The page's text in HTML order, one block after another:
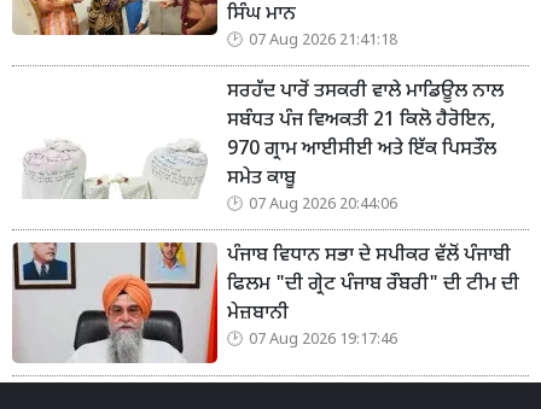
ਸਿੰਘ ਮਾਨ
07 Aug 2026 21:41:18
ਸਰਹੱਦ ਪਾਰੋਂ ਤਸਕਰੀ ਵਾਲੇ ਮਾਡਿਊਲ ਨਾਲ
ਸਬੰਧਤ ਪੰਜ ਵਿਅਕਤੀ 21 ਕਿਲੋ ਹੈਰੋਇਨ,
970 ਗ੍ਰਾਮ ਆਈਸੀਈ ਅਤੇ ਇੱਕ ਪਿਸਤੌਲ
ਸਮੇਤ ਕਾਬੂ
07 Aug 2026 20:44:06
ਪੰਜਾਬ ਵਿਧਾਨ ਸਭਾ ਦੇ ਸਪੀਕਰ ਵੱਲੋਂ ਪੰਜਾਬੀ
ਫਿਲਮ "ਦੀ ਗ੍ਰੇਟ ਪੰਜਾਬ ਰੌਬਰੀ" ਦੀ ਟੀਮ ਦੀ
ਮੇਜ਼ਬਾਨੀ
07 Aug 2026 19:17:46